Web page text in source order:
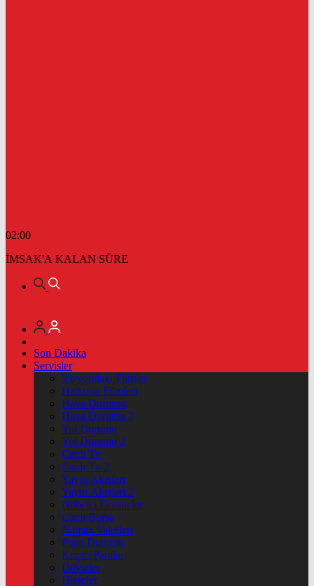
02:00
İMSAK'A KALAN SÜRE
Son Dakika
Servisler
Vizyondaki Filmler
Haftanin Filmleri
Hava Durumu
Hava Durumu 2
Yol Durumu
Yol Durumu 2
Canlı Tv
Canlı Tv 2
Yayın Akışları
Yayın Akışları 2
Nöbetçi Eczaneler
Canlı Borsa
Namaz Vakitleri
Puan Durumu
Kripto Paralar
Dövizler
Hisseler